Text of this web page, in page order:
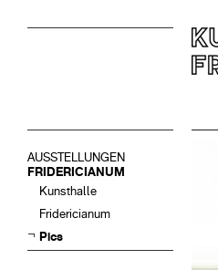
AUSSTELLUNGEN
FRIDERICIANUM
Kunsthalle
Fridericianum
Pics